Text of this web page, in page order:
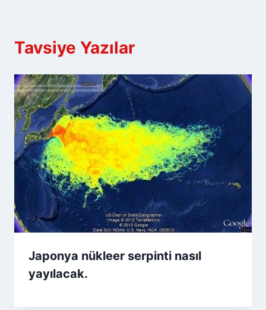
Tavsiye Yazılar
Japonya nükleer serpinti nasıl
yayılacak.